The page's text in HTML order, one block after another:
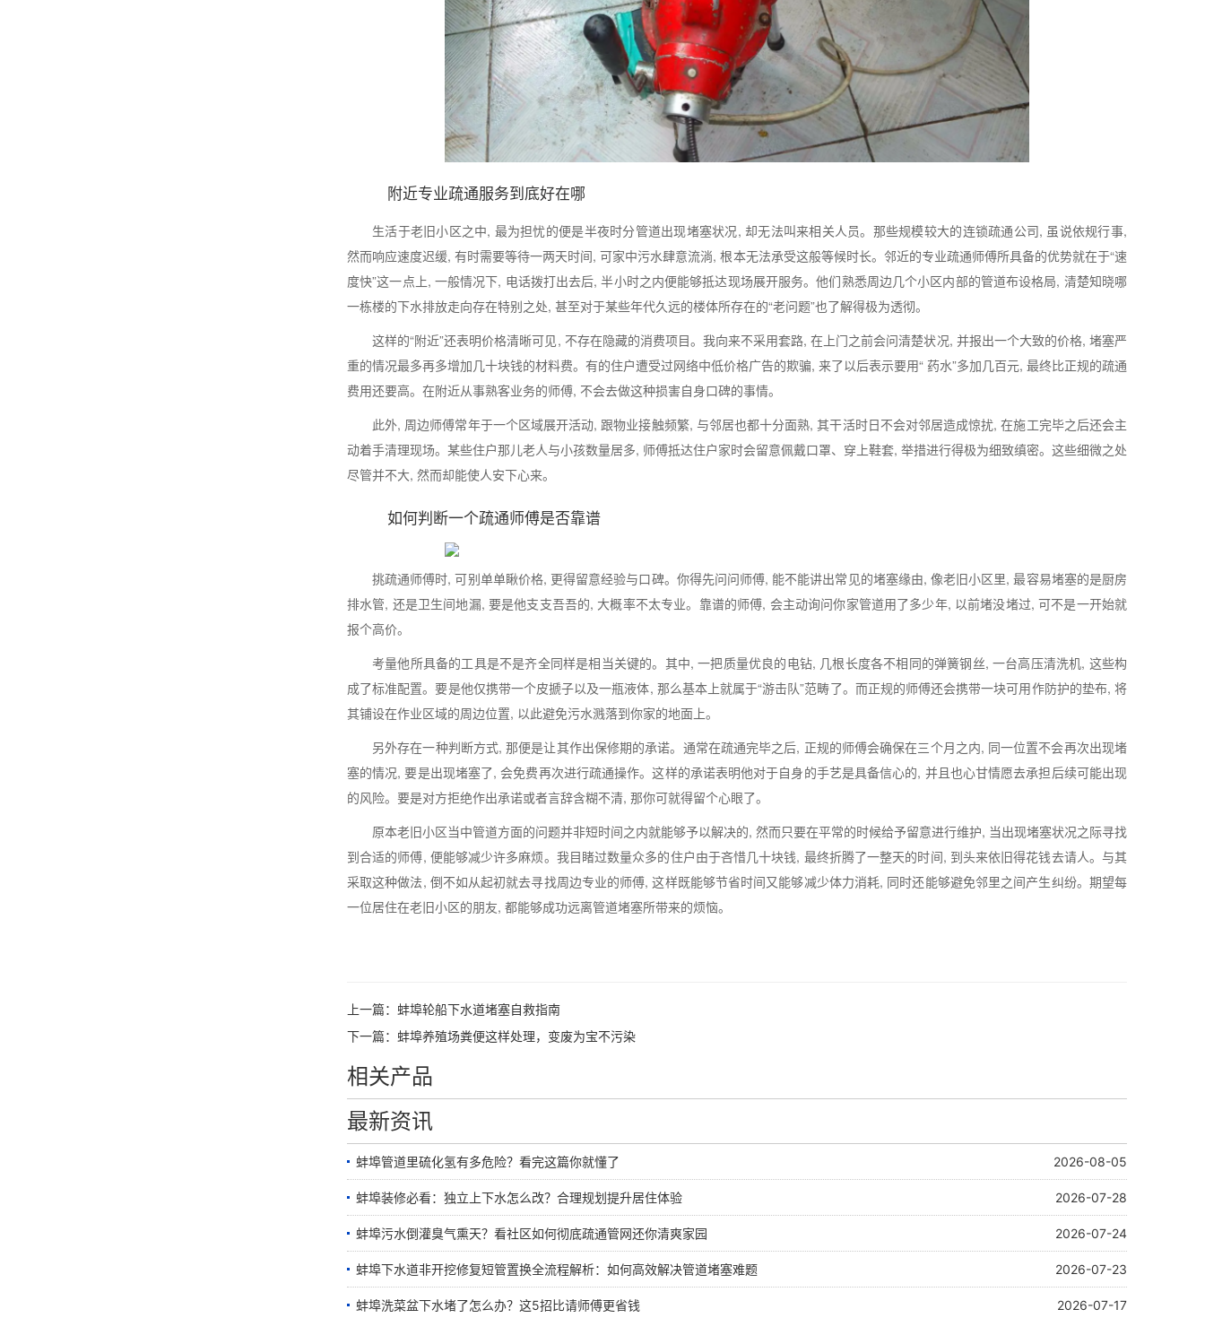
附近专业疏通服务到底好在哪
生活于老旧小区之中, 最为担忧的便是半夜时分管道出现堵塞状况, 却无法叫来相关人员。那些规模较大的连锁疏通公司, 虽说依规行事,
然而响应速度迟缓, 有时需要等待一两天时间, 可家中污水肆意流淌, 根本无法承受这般等候时长。邻近的专业疏通师傅所具备的优势就在于“速
度快”这一点上, 一般情况下, 电话拨打出去后, 半小时之内便能够抵达现场展开服务。他们熟悉周边几个小区内部的管道布设格局, 清楚知晓哪
一栋楼的下水排放走向存在特别之处, 甚至对于某些年代久远的楼体所存在的“老问题”也了解得极为透彻。
这样的“附近”还表明价格清晰可见, 不存在隐藏的消费项目。我向来不采用套路, 在上门之前会问清楚状况, 并报出一个大致的价格, 堵塞严
重的情况最多再多增加几十块钱的材料费。有的住户遭受过网络中低价格广告的欺骗, 来了以后表示要用“ 药水”多加几百元, 最终比正规的疏通
费用还要高。在附近从事熟客业务的师傅, 不会去做这种损害自身口碑的事情。
此外, 周边师傅常年于一个区域展开活动, 跟物业接触频繁, 与邻居也都十分面熟, 其干活时日不会对邻居造成惊扰, 在施工完毕之后还会主
动着手清理现场。某些住户那儿老人与小孩数量居多, 师傅抵达住户家时会留意佩戴口罩、穿上鞋套, 举措进行得极为细致缜密。这些细微之处
尽管并不大, 然而却能使人安下心来。
如何判断一个疏通师傅是否靠谱
挑疏通师傅时, 可别单单瞅价格, 更得留意经验与口碑。你得先问问师傅, 能不能讲出常见的堵塞缘由, 像老旧小区里, 最容易堵塞的是厨房
排水管, 还是卫生间地漏, 要是他支支吾吾的, 大概率不太专业。靠谱的师傅, 会主动询问你家管道用了多少年, 以前堵没堵过, 可不是一开始就
报个高价。
考量他所具备的工具是不是齐全同样是相当关键的。其中, 一把质量优良的电钻, 几根长度各不相同的弹簧钢丝, 一台高压清洗机, 这些构
成了标准配置。要是他仅携带一个皮搋子以及一瓶液体, 那么基本上就属于“游击队”范畴了。而正规的师傅还会携带一块可用作防护的垫布, 将
其铺设在作业区域的周边位置, 以此避免污水溅落到你家的地面上。
另外存在一种判断方式, 那便是让其作出保修期的承诺。通常在疏通完毕之后, 正规的师傅会确保在三个月之内, 同一位置不会再次出现堵
塞的情况, 要是出现堵塞了, 会免费再次进行疏通操作。这样的承诺表明他对于自身的手艺是具备信心的, 并且也心甘情愿去承担后续可能出现
的风险。要是对方拒绝作出承诺或者言辞含糊不清, 那你可就得留个心眼了。
原本老旧小区当中管道方面的问题并非短时间之内就能够予以解决的, 然而只要在平常的时候给予留意进行维护, 当出现堵塞状况之际寻找
到合适的师傅, 便能够减少许多麻烦。我目睹过数量众多的住户由于吝惜几十块钱, 最终折腾了一整天的时间, 到头来依旧得花钱去请人。与其
采取这种做法, 倒不如从起初就去寻找周边专业的师傅, 这样既能够节省时间又能够减少体力消耗, 同时还能够避免邻里之间产生纠纷。期望每
一位居住在老旧小区的朋友, 都能够成功远离管道堵塞所带来的烦恼。
上一篇： 蚌埠轮船下水道堵塞自救指南
下一篇： 蚌埠养殖场粪便这样处理，变废为宝不污染
相关产品
最新资讯
蚌埠管道里硫化氢有多危险？看完这篇你就懂了 2026-08-05
蚌埠装修必看：独立上下水怎么改？合理规划提升居住体验 2026-07-28
蚌埠污水倒灌臭气熏天？看社区如何彻底疏通管网还你清爽家园 2026-07-24
蚌埠下水道非开挖修复短管置换全流程解析：如何高效解决管道堵塞难题 2026-07-23
蚌埠洗菜盆下水堵了怎么办？这5招比请师傅更省钱 2026-07-17